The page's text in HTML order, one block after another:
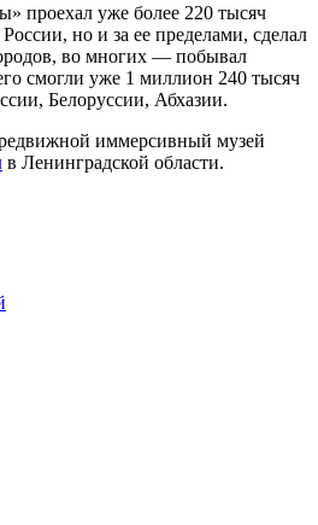
проехал уже более 220 тысяч
но и за ее пределами, сделал
во многих — побывал
смогли уже 1 миллион 240 тысяч
Белоруссии, Абхазии.
иммерсивный музей
в Ленинградской области.